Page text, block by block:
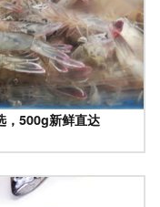
，500g新鲜直达